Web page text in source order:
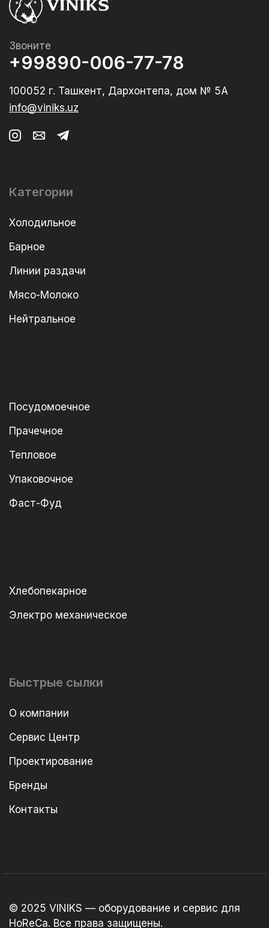
Звоните
+99890-006-77-78
100052 г. Ташкент, Дархонтепа, дом № 5А
info@viniks.uz
Категории
Холодильное
Барное
Линии раздачи
Мясо-Молоко
Нейтральное
Посудомоечное
Прачечное
Тепловое
Упаковочное
Фаст-Фуд
Хлебопекарное
Электро механическое
Быстрые сылки
О компании
Сервис Центр
Проектирование
Бренды
Контакты
© 2025 VINIKS — оборудование и сервис для
HoReCa. Все права защищены.